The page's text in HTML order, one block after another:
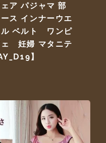
ア パジャマ 部
ス インナーウエ
ル ベルト ワンピ
ェ 妊婦 マタニテ
】